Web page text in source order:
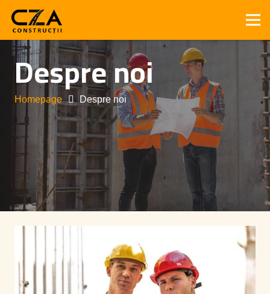
Despre noi
Homepage Despre noi